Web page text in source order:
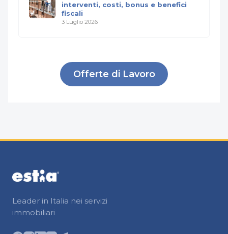
interventi, costi, bonus e benefici
fiscali
3 Luglio 2026
Offerte di Lavoro
Leader in Italia nei servizi
immobiliari